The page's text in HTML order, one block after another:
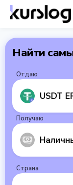
Найти
Отдаю
USDT
Получаю
Страна